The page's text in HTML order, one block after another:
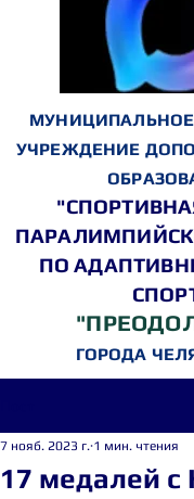
УЧРЕЖДЕНИЕ
ПО
ГОРОДА
17 медалей с
7 нояб. 2023 г. 1 мин. чтения